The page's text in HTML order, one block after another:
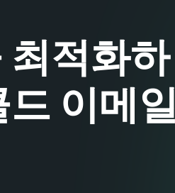
최적화하
이메일